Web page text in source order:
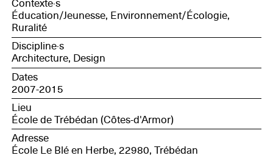
Contexte·s
Éducation/Jeunesse, Environnement/Écologie,
Ruralité
Discipline·s
Architecture, Design
Dates
2007-2015
Lieu
École de Trébédan (Côtes-d'Armor)
Adresse
École Le Blé en Herbe, 22980, Trébédan